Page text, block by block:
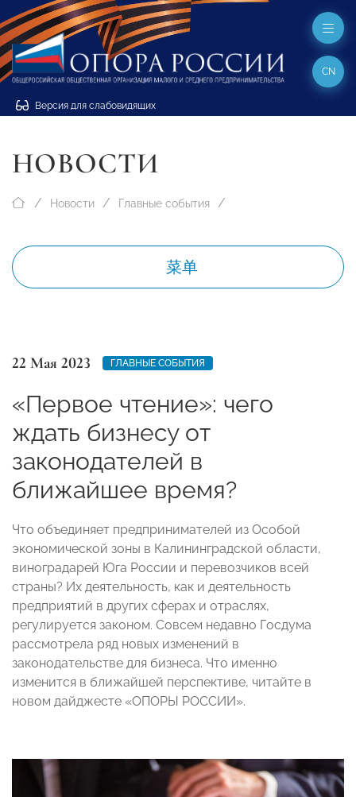
Версия для слабовидящих
CN
НОВОСТИ
Новости Главные события
菜单
22 Мая 2023 ГЛАВНЫЕ СОБЫТИЯ
«Первое чтение»: чего
ждать бизнесу от
законодателей в
ближайшее время?
Что объединяет предпринимателей из Особой
экономической зоны в Калининградской области,
виноградарей Юга России и перевозчиков всей
страны? Их деятельность, как и деятельность
предприятий в других сферах и отраслях,
регулируется законом. Совсем недавно Госдума
рассмотрела ряд новых изменений в
законодательстве для бизнеса. Что именно
изменится в ближайшей перспективе, читайте в
новом дайджесте «ОПОРЫ РОССИИ».